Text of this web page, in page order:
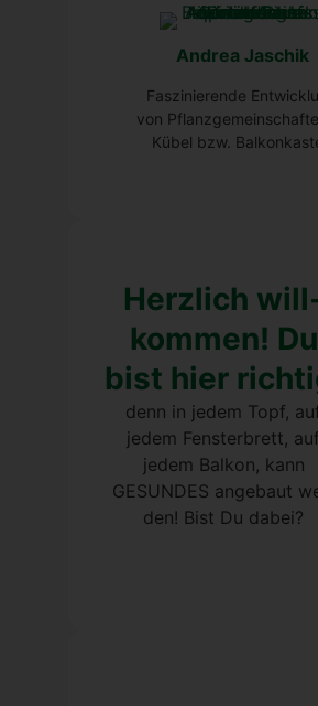
Andrea Jaschik
Fas­zi­nie­ren­de
von
Kübel bzw.
Herz­lich
kom­men! Du
bist hier
denn in jedem Topf,
jedem Fens­ter­brett, auf
jedem Bal­kon, kann
GESUNDES ange­baut
den! Bist Du dabei?